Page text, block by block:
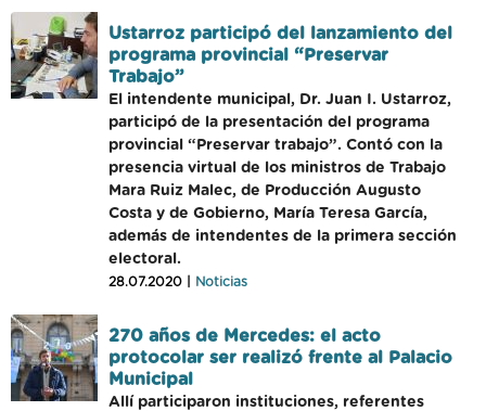
Ustarroz participó del lanzamiento del
programa provincial “Preservar
Trabajo”
El intendente municipal, Dr. Juan I. Ustarroz,
participó de la presentación del programa
provincial “Preservar trabajo”. Contó con la
presencia virtual de los ministros de Trabajo
Mara Ruiz Malec, de Producción Augusto
Costa y de Gobierno, María Teresa García,
además de intendentes de la primera sección
electoral.
28.07.2020 | Noticias
270 años de Mercedes: el acto
protocolar ser realizó frente al Palacio
Municipal
Allí participaron instituciones, referentes